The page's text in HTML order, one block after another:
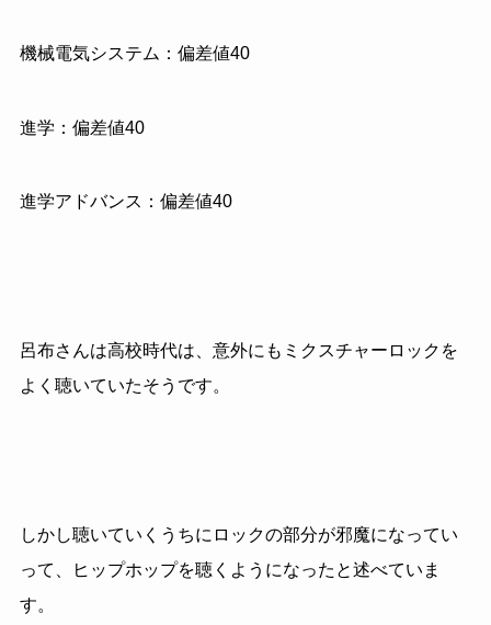
機械電気システム：偏差値40
進学：偏差値40
進学アドバンス：偏差値40
呂布さんは高校時代は、意外にもミクスチャーロックを
よく聴いていたそうです。
しかし聴いていくうちにロックの部分が邪魔になってい
って、ヒップホップを聴くようになったと述べていま
す。